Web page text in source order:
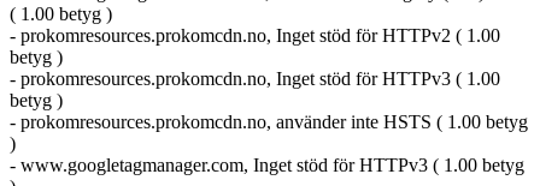
( 1.00 betyg )
- prokomresources.prokomcdn.no, Inget stöd för HTTPv2 ( 1.00
betyg )
- prokomresources.prokomcdn.no, Inget stöd för HTTPv3 ( 1.00
betyg )
- prokomresources.prokomcdn.no, använder inte HSTS ( 1.00 betyg
)
- www.googletagmanager.com, Inget stöd för HTTPv3 ( 1.00 betyg